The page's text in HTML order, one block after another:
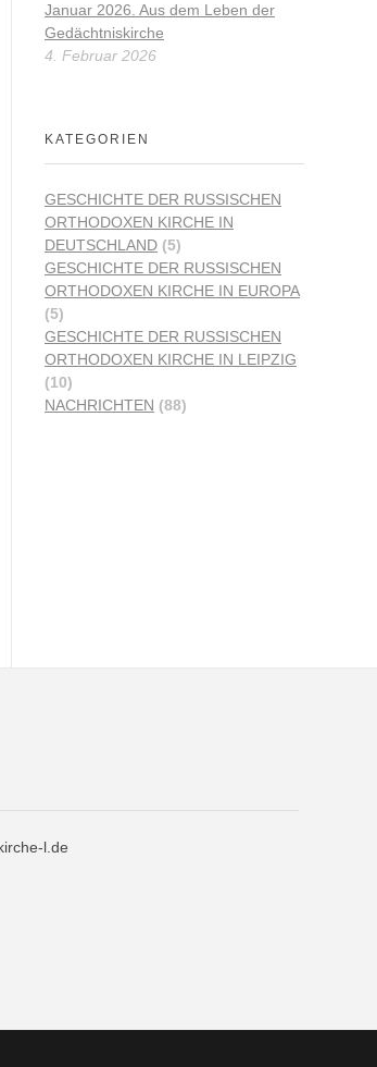
Januar 2026. Aus dem Leben der
Gedächtniskirche
4. Februar 2026
KATEGORIEN
GESCHICHTE DER RUSSISCHEN
ORTHODOXEN KIRCHE IN
DEUTSCHLAND (5)
GESCHICHTE DER RUSSISCHEN
ORTHODOXEN KIRCHE IN EUROPA
(5)
GESCHICHTE DER RUSSISCHEN
ORTHODOXEN KIRCHE IN LEIPZIG
(10)
NACHRICHTEN (88)
l.de